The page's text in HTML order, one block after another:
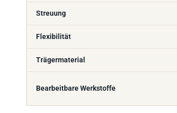
Streuung
Flexibilität
Trägermaterial
Bearbeitbare Werkstoffe